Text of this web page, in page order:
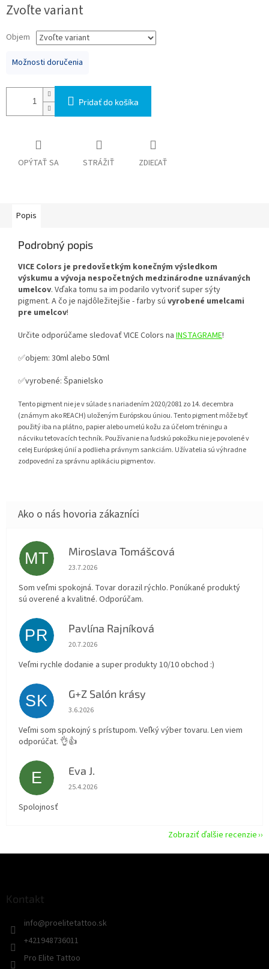
cena:
Zvoľte variant
Objem
Možnosti doručenia
Pridať do košíka
OPÝTAŤ SA STRÁŽIŤ ZDIEĽAŤ
Popis
Podrobný popis
VICE Colors je predovšetkým konečným výsledkom
výskumu a vývoja nespočetných medzinárodne uznávaných
umelcov. Vďaka tomu sa im podarilo vytvoriť super sýty
pigment. A čo je najdôležitejšie - farby sú vyrobené umelcami
pre umelcov!
Určite odporúčame sledovať VICE Colors na INSTAGRAME!
✅objem: 30ml alebo 50ml
✅vyrobené: Španielsko
Tento pigment nie je v súlade s nariadením 2020/2081 zo 14. decembra
(známym ako REACH) uloženým Európskou úniou. Tento pigment môže byť
použitý iba na plátno, papier alebo umelú kožu za účelom tréningu a
nácviku tetovacích techník. Používanie na ľudskú pokožku nie je povolené v
celej Európskej únií a podlieha právnym sankciám. Užívatelia sú výhradne
zodpovední za správnu aplikáciu pigmentov.
MT Miroslava Tomášcová
Hodnotenie obchodu je 5 z 5 hviezdičiek.
23.7.2026
Som veľmi spokojná. Tovar dorazil rýchlo. Ponúkané produktý
sú overené a kvalitné. Odporúčam.
PR Pavlína Rajníková
Hodnotenie obchodu je 5 z 5 hviezdičiek.
20.7.2026
Veľmi rychle dodanie a super produkty 10/10 obchod :)
SK G+Z Salón krásy
Hodnotenie obchodu je 5 z 5 hviezdičiek.
3.6.2026
Veľmi som spokojný s prístupom. Veľký výber tovaru. Len viem
odporúčat. 👌👍
E Eva J.
Hodnotenie obchodu je 5 z 5 hviezdičiek.
25.4.2026
Spolojnosť
Zobraziť ďalšie recenzie
Kontakt
info@proelitetattoo.sk
+421948736011
Pro Elite Tattoo